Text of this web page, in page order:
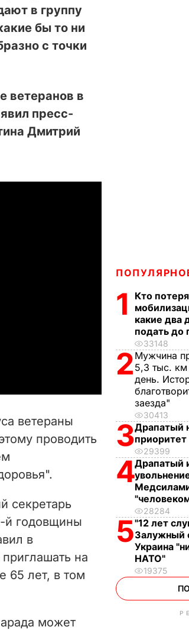
в группу
бы то ни
с точки
ветеранов в
пресс-
Дмитрий
ветераны
проводить
секретарь
й годовщины
в
на
65 лет, в том
может
1
Кто
какие два
подать до
33148
2 Мужчина
5,3 тыс.
день.
заезда"
30413
3Драпатый
29399
4Драпатый
28284
5"12 лет
Залужный
Украина
НАТО"
19375